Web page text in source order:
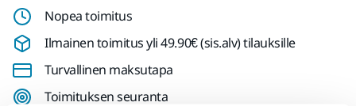
Nopea toimitus
Ilmainen toimitus yli 49.90€ (sis.alv) tilauksille
Turvallinen maksutapa
Toimituksen seuranta